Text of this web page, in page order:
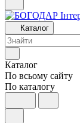
Каталог
Каталог
По всьому сайту
По каталогу